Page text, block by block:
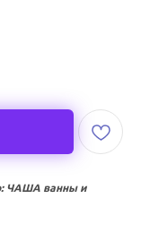
ЧАША ванны и